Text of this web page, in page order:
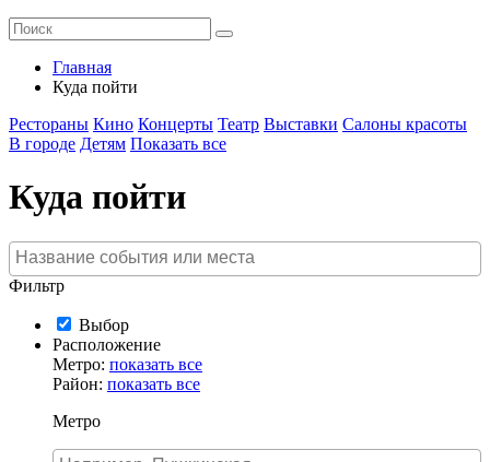
Главная
Куда пойти
Рестораны Кино Концерты Театр Выставки Салоны красоты
В городе Детям Показать все
Куда пойти
Фильтр
Выбор
Расположение
Метро: показать все
Район: показать все
Метро